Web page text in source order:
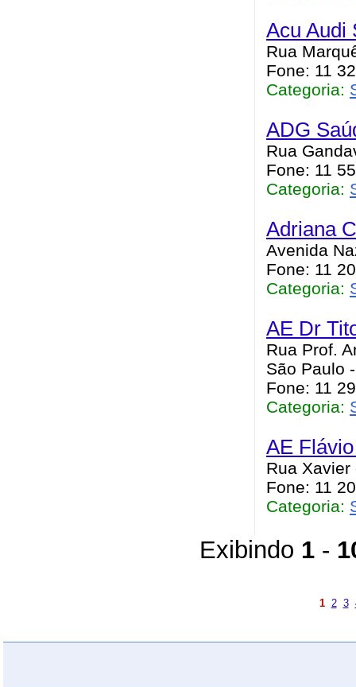
Acu Audi
Rua
Fone: 11
Categoria:
ADG
Rua
Fone: 11
Categoria:
Adriana
Avenida
Fone: 11
Categoria:
AE Dr
Rua Prof.
São Paulo
Fone: 11
Categoria:
AE
Rua
Fone: 11
Categoria:
Exibindo 1-
1 2 3